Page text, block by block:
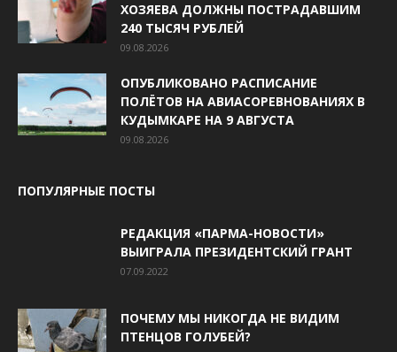
ХОЗЯЕВА ДОЛЖНЫ ПОСТРАДАВШИМ
240 ТЫСЯЧ РУБЛЕЙ
09.08.2026
ОПУБЛИКОВАНО РАСПИСАНИЕ
ПОЛЁТОВ НА АВИАСОРЕВНОВАНИЯХ В
КУДЫМКАРЕ НА 9 АВГУСТА
09.08.2026
ПОПУЛЯРНЫЕ ПОСТЫ
РЕДАКЦИЯ «ПАРМА-НОВОСТИ»
ВЫИГРАЛА ПРЕЗИДЕНТСКИЙ ГРАНТ
07.09.2022
ПОЧЕМУ МЫ НИКОГДА НЕ ВИДИМ
ПТЕНЦОВ ГОЛУБЕЙ?